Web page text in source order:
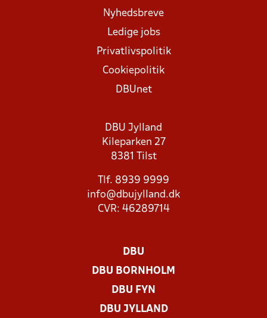
Nyhedsbreve
Ledige jobs
Privatlivspolitik
Cookiepolitik
DBUnet
DBU Jylland
Kileparken 27
8381 Tilst
Tlf. 8939 9999
info@dbujylland.dk
CVR: 46289714
DBU
DBU BORNHOLM
DBU FYN
DBU JYLLAND